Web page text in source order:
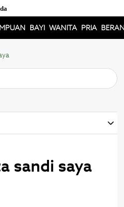
BAYI WANITA PRIA
sandi saya